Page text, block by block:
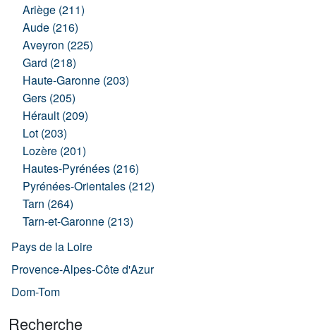
Ariège (211)
Aude (216)
Aveyron (225)
Gard (218)
Haute-Garonne (203)
Gers (205)
Hérault (209)
Lot (203)
Lozère (201)
Hautes-Pyrénées (216)
Pyrénées-Orientales (212)
Tarn (264)
Tarn-et-Garonne (213)
Pays de la Loire
Provence-Alpes-Côte d'Azur
Dom-Tom
Recherche